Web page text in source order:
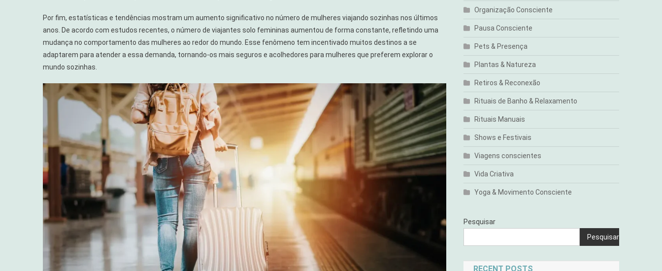
Por fim, estatísticas e tendências mostram um aumento significativo no número de mulheres viajando sozinhas nos últimos
anos. De acordo com estudos recentes, o número de viajantes solo femininas aumentou de forma constante, refletindo uma
mudança no comportamento das mulheres ao redor do mundo. Esse fenômeno tem incentivado muitos destinos a se
adaptarem para atender a essa demanda, tornando-os mais seguros e acolhedores para mulheres que preferem explorar o
mundo sozinhas.
Organização Consciente
Pausa Consciente
Pets & Presença
Plantas & Natureza
Retiros & Reconexão
Rituais de Banho & Relaxamento
Rituais Manuais
Shows e Festivais
Viagens conscientes
Vida Criativa
Yoga & Movimento Consciente
Pesquisar
Pesquisar
RECENT POSTS